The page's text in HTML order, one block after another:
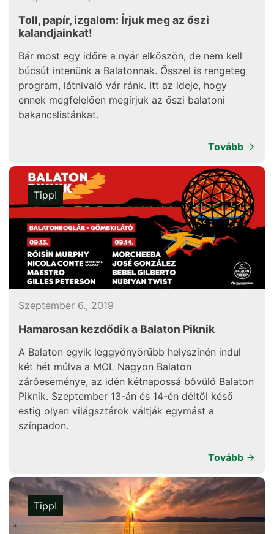
Toll, papír, izgalom: Írjuk meg az őszi
kalandjainkat!
Bár most egy időre a nyár elköszön, de nem kell
búcsút intenünk a Balatonnak. Ősszel is rengeteg
program, látnivaló vár ránk. Itt az ideje, hogy
ennek megfelelően megírjuk az őszi balatoni
bakancslistánkat.
Tovább
Tipp!
Szeptember 6., 2019
Hamarosan kezdődik a Balaton Piknik
A Balaton egyik leggyönyörűbb helyszínén indul
két hét múlva a MOL Nagyon Balaton
záróeseménye, az idén kétnapossá bővülő Balaton
Piknik. Szeptember 13-án és 14-én déltől késő
estig olyan világsztárok váltják egymást a
színpadon.
Tovább
Tipp!